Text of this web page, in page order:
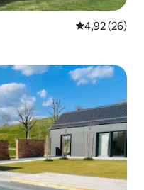
4,92 de uma
4,92 (26)
hóspedes